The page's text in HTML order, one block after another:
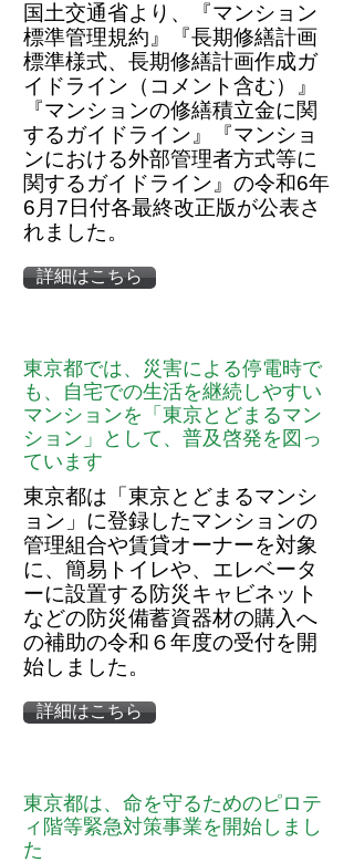
国土交通省より、『マンション
標準管理規約』『長期修繕計画
標準様式、長期修繕計画作成ガ
イドライン（コメント含む）』
『マンションの修繕積立金に関
するガイドライン』『マンショ
ンにおける外部管理者方式等に
関するガイドライン』の令和6年
6月7日付各最終改正版が公表さ
れました。
詳細はこちら
東京都では、災害による停電時で
も、自宅での生活を継続しやすい
マンションを「東京とどまるマン
ション」として、普及啓発を図っ
ています
東京都は「東京とどまるマンシ
ョン」に登録したマンションの
管理組合や賃貸オーナーを対象
に、簡易トイレや、エレベータ
ーに設置する防災キャビネット
などの防災備蓄資器材の購入へ
の補助の令和６年度の受付を開
始しました。
詳細はこちら
東京都は、命を守るためのピロテ
ィ階等緊急対策事業を開始しまし
た